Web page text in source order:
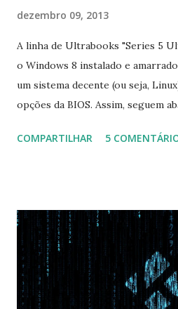
dezembro 09, 2013
A linha de Ultrabooks "Series 5
o Windows 8 instalado e
um sistema decente (ou seja,
opções da BIOS. Assim, seguem
Na inicialização aperte F2 para
com Win, deixe essa opção no
Disabled USB S3 Wake-up ->
Disabled OS Mode Selection ->
opção garante boot com Win e
Order USB HDD: SATA CD: SATA
COMPARTILHAR 5